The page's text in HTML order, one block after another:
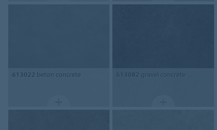
613022 beton concrete 613082 gravel concrete